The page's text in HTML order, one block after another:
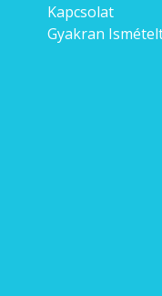
Kapcsolat
Gyakran